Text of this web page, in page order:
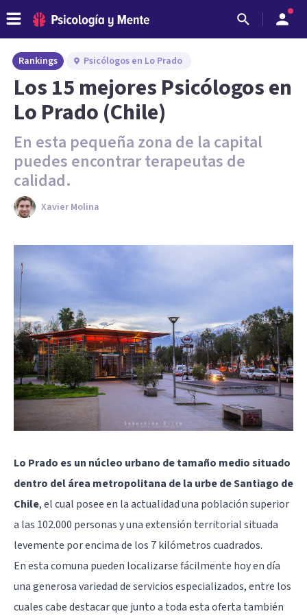
Rankings Psicólogos en Lo Prado
Los 15 mejores Psicólogos en
Lo Prado (Chile)
En esta pequeña zona de la capital
puedes encontrar terapeutas de
calidad.
Xavier Molina
Lo Prado es un núcleo urbano de tamaño medio situado
dentro del área metropolitana de la urbe de Santiago de
Chile, el cual posee en la actualidad una población superior
a las 102.000 personas y una extensión territorial situada
levemente por encima de los 7 kilómetros cuadrados.
En esta comuna pueden localizarse fácilmente hoy en día
una generosa variedad de servicios especializados, entre los
cuales cabe destacar que junto a toda esta oferta también